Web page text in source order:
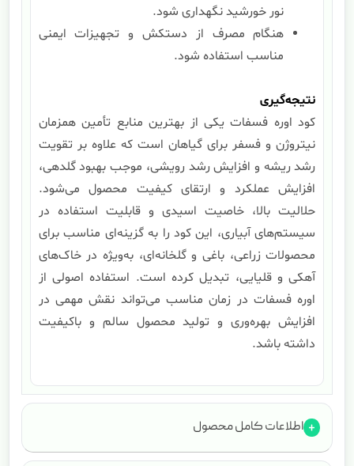
نور خورشید نگهداری شود.
هنگام مصرف از دستکش و تجهیزات ایمنی
مناسب استفاده شود.
نتیجه‌گیری
کود اوره فسفات یکی از بهترین منابع تأمین همزمان
نیتروژن و فسفر برای گیاهان است که علاوه بر تقویت
رشد ریشه و افزایش رشد رویشی، موجب بهبود گلدهی،
افزایش عملکرد و ارتقای کیفیت محصول می‌شود.
حلالیت بالا، خاصیت اسیدی و قابلیت استفاده در
سیستم‌های آبیاری، این کود را به گزینه‌ای مناسب برای
محصولات زراعی، باغی و گلخانه‌ای، به‌ویژه در خاک‌های
آهکی و قلیایی، تبدیل کرده است. استفاده اصولی از
اوره فسفات در زمان مناسب می‌تواند نقش مهمی در
افزایش بهره‌وری و تولید محصول سالم و باکیفیت
داشته باشد.
اطلاعات کامل محصول